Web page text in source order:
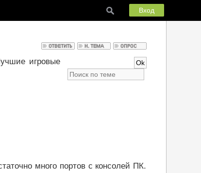
Вход
игровые
много портов с консолей ПК.